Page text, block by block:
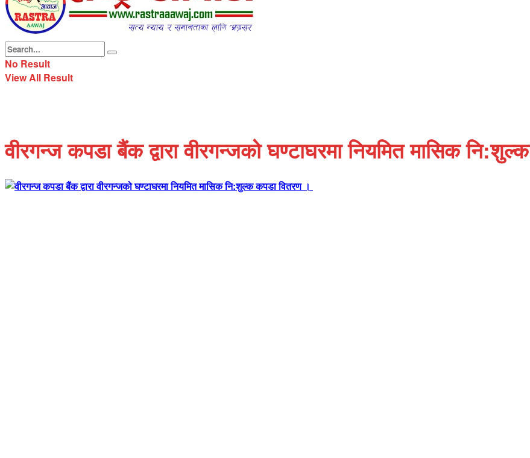
No Result
View All Result
वीरगन्ज कपडा बैंक द्वारा वीरगन्जको घण्टाघरमा नियमित मासिक